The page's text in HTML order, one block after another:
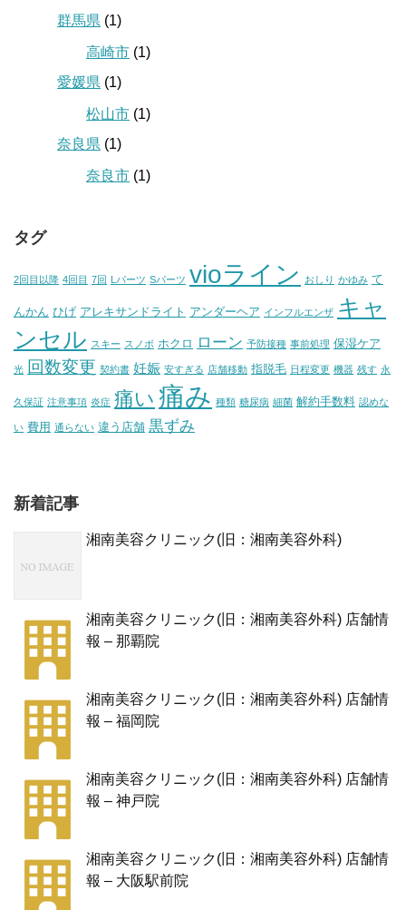
群馬県 (1)
高崎市 (1)
愛媛県 (1)
松山市 (1)
奈良県 (1)
奈良市 (1)
タグ
2回目以降 4回目 7回 Lパーツ Sパーツ vioライン おしり かゆみ て
んかん ひげ アレキサンドライト アンダーヘア インフルエンザ キャ
ンセル スキー スノボ ホクロ ローン 予防接種 事前処理 保湿ケア
光 回数変更 契約書 妊娠 安すぎる 店舗移動 指脱毛 日程変更 機器 残す 永
久保証 注意事項 炎症 痛い 痛み 種類 糖尿病 細菌 解約手数料 認めな
い 費用 通らない 違う店舗 黒ずみ
新着記事
湘南美容クリニック(旧：湘南美容外科)
湘南美容クリニック(旧：湘南美容外科) 店舗情
報 – 那覇院
湘南美容クリニック(旧：湘南美容外科) 店舗情
報 – 福岡院
湘南美容クリニック(旧：湘南美容外科) 店舗情
報 – 神戸院
湘南美容クリニック(旧：湘南美容外科) 店舗情
報 – 大阪駅前院